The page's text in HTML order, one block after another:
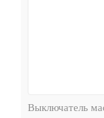
Выключатель